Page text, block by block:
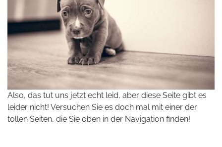
Also, das tut uns jetzt echt leid, aber diese Seite gibt es
leider nicht! Versuchen Sie es doch mal mit einer der
tollen Seiten, die Sie oben in der Navigation finden!